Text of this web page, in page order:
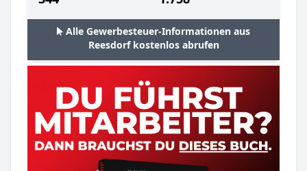
Alle Gewerbesteuer-Informationen aus
Reesdorf kostenlos abrufen